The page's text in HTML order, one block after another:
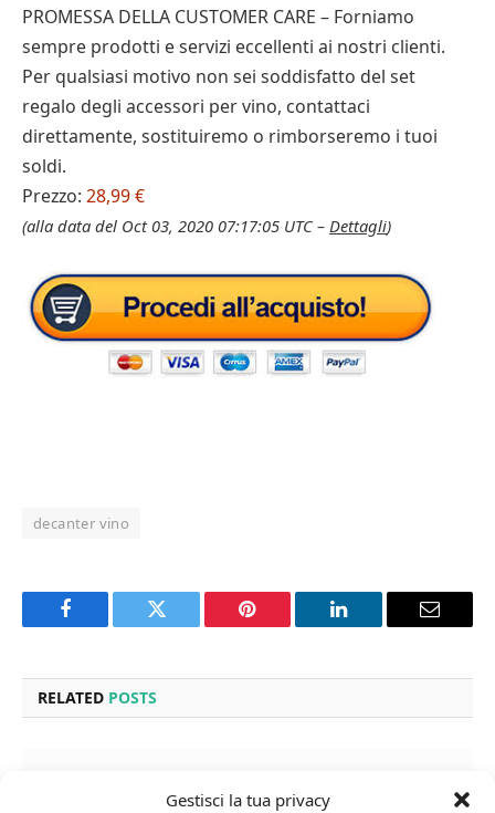
Gestisci la tua privacy
PROMESSA DELLA CUSTOMER CARE – Forniamo
sempre prodotti e servizi eccellenti ai nostri clienti.
Per qualsiasi motivo non sei soddisfatto del set
regalo degli accessori per vino, contattaci
direttamente, sostituiremo o rimborseremo i tuoi
soldi.
Prezzo: 28,99 €
(alla data del Oct 03, 2020 07:17:05 UTC – Dettagli)
decanter vino
Facebook Twitter Pinterest LinkedIn Email
RELATED POSTS